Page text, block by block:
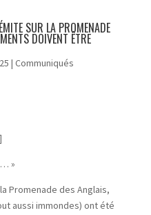
SUR LA PROMENADE
DOIVENT ÊTRE
| Communiqués
»
Promenade des Anglais,
aussi immondes) ont été